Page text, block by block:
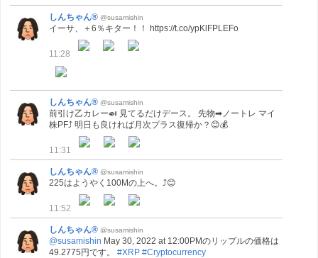
しんちゃん® @susamishin
イーサ、＋6％キター！！ https://t.co/ypKlFPLEFo
11:28
しんちゃん® @susamishin
前引け乙カレー🍛 見てるだけデース。 先物➡ノートレ マイ
株PF⤴ 明日も良ければ月次プラス復帰か？😊💰
11:31
しんちゃん® @susamishin
225はようやく100Mの上へ。⤴😊
11:52
しんちゃん® @susamishin
@susamishin May 30, 2022 at 12:00PMのリップルの価格は
49.2775円です。 #XRP #Cryptocurrency